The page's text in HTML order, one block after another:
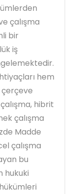
çalışma
bir
iş
hem
çerçeve
hibrit
çalışma
Madde
çalışma
bu
hukuki